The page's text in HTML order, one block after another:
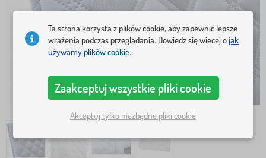
Ta strona korzysta z plików cookie, aby zapewnić lepsze
wrażenia podczas przeglądania. Dowiedz się więcej ojak
używamy plików cookie.
Zaakceptuj wszystkie pliki cookie
Akceptuj tylko niezbędne pliki cookie